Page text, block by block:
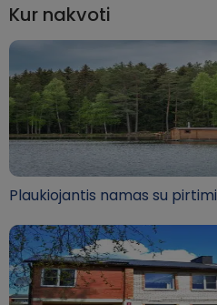
Kur nakvoti
Plaukiojantis namas su pirtimi